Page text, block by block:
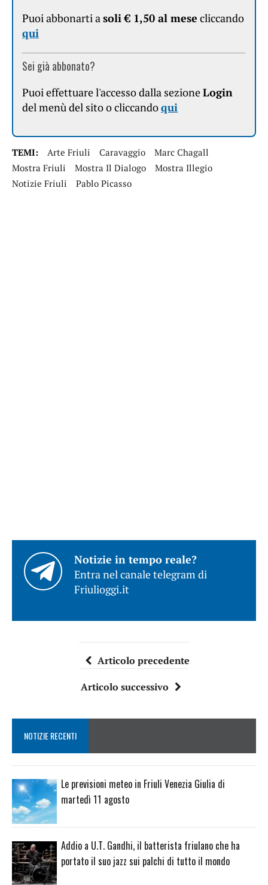
Puoi abbonarti a soli € 1,50 al mese cliccando
qui
Sei già abbonato?
Puoi effettuare l'accesso dalla sezioneLogin
del menù del sito o cliccandoqui
TEMI: Arte Friuli Caravaggio
Marc Chagall
Mostra Friuli
Mostra Il Dialogo
Mostra Illegio
Notizie Friuli
Pablo Picasso
Notizie in tempo reale?
Entra nel canale telegram di
Friulioggi.it
Articolo precedente
Articolo successivo
NOTIZIE RECENTI
Le previsioni meteo in Friuli Venezia Giulia di
martedì 11 agosto
Addio a U.T. Gandhi, il batterista friulano che ha
portato il suo jazz sui palchi di tutto il mondo